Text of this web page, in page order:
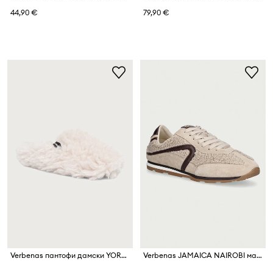
44,90 €
79,90 €
Verbenas пантофи дамски YORK ANDES
Verbenas JAMAICA NAIROBI маратонки дамски